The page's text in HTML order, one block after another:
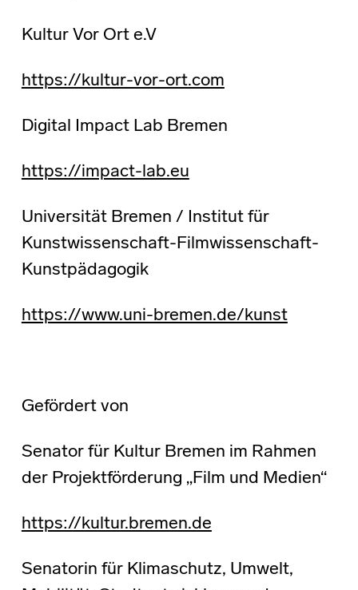
Kultur Vor Ort e.V
https://kultur-vor-ort.com
Digital Impact Lab Bremen
https://impact-lab.eu
Universität Bremen / Institut für
Kunstwissenschaft-Filmwissenschaft-
Kunstpädagogik
https://www.uni-bremen.de/kunst
Gefördert von
Senator für Kultur Bremen im Rahmen
der Projektförderung „Film und Medien“
https://kultur.bremen.de
Senatorin für Klimaschutz, Umwelt,